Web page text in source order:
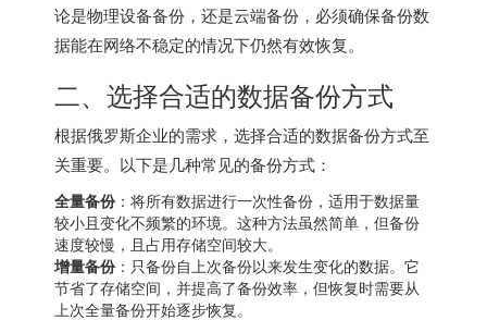
论是物理设备备份，还是云端备份，必须确保备份数
据能在网络不稳定的情况下仍然有效恢复。
二、选择合适的数据备份方式
根据俄罗斯企业的需求，选择合适的数据备份方式至
关重要。以下是几种常见的备份方式：
全量备份：将所有数据进行一次性备份，适用于数据量
较小且变化不频繁的环境。这种方法虽然简单，但备份
速度较慢，且占用存储空间较大。
增量备份：只备份自上次备份以来发生变化的数据。它
节省了存储空间，并提高了备份效率，但恢复时需要从
上次全量备份开始逐步恢复。